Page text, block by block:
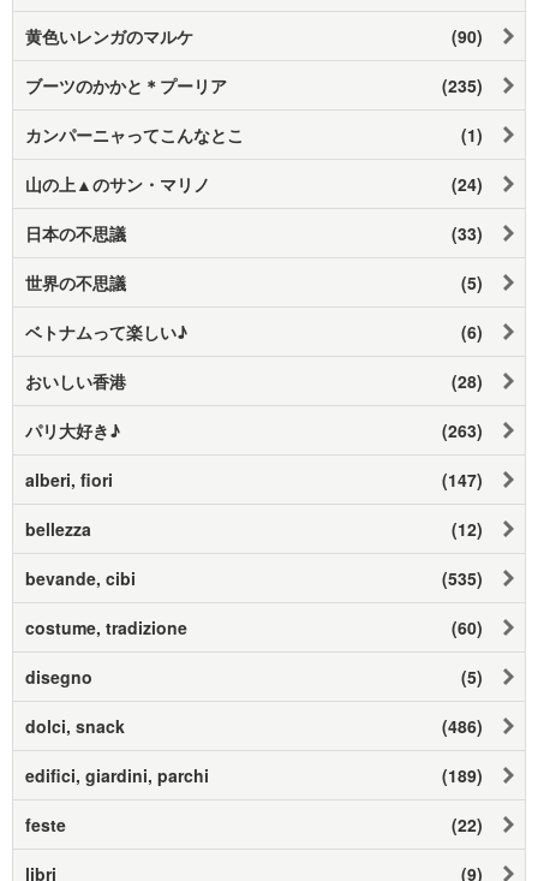
黄色いレンガのマルケ (90)
ブーツのかかと＊プーリア (235)
カンパーニャってこんなとこ (1)
山の上▲のサン・マリノ (24)
日本の不思議 (33)
世界の不思議 (5)
ベトナムって楽しい♪ (6)
おいしい香港 (28)
パリ大好き♪ (263)
alberi, fiori (147)
bellezza (12)
bevande, cibi (535)
costume, tradizione (60)
disegno (5)
dolci, snack (486)
edifici, giardini, parchi (189)
feste (22)
libri (9)